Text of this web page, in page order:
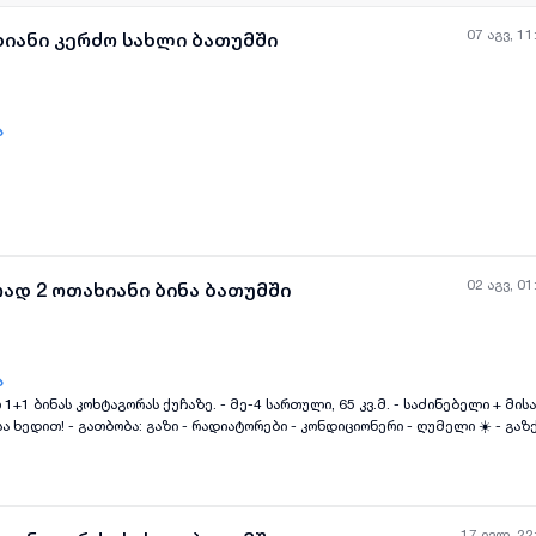
07 აგვ,
კერძო სახლი ბათუმში
02 აგვ,
ყველა ფოტო+(11)
2 ოთახიანი ბინა ბათუმში
ბინას კოხტაგორას ქუჩაზე. - მე-4 სართული, 65 კვ.მ. - საძინებელი +
ხედით! - გათბობა: გაზი - რადიატორები - კონდიციონერი - ღუმელი ☀️ -
- მტვერსასრუტი, თმის საშრობი, ჭურჭელი, თეთრეული - ზღვიდან 10
საქანელა ტერასაზე, მაგიდის ჩოგბურთის მაგიდა და გასაბერი აუზი